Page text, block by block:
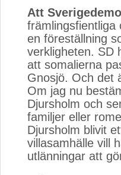
Att
främlingsfientliga
en föreställning
verkligheten. SD
att somalierna
Gnosjö. Och det
Om jag nu
Djursholm och
familjer eller
Djursholm blivit
villasamhälle vill
utlänningar att